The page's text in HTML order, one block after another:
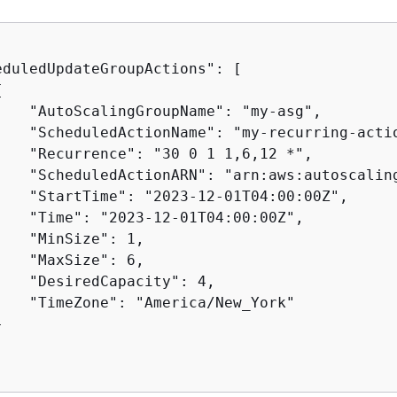
[
"AutoScalingGroupName": "my-asg",
"ScheduledActionName": "my-recurring-
"Recurrence": "30 0 1 1,6,12 *",
"ScheduledActionARN":
"StartTime": "2023-12-01T04:00:00Z",
"Time": "2023-12-01T04:00:00Z",
"MinSize": 1,
"MaxSize": 6,
"DesiredCapacity": 4,
"TimeZone": "America/New_York"